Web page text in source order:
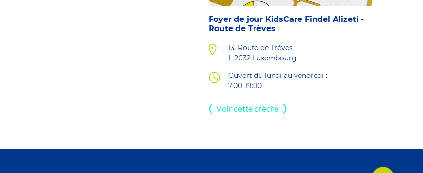
Foyer de jour KidsCare Findel Alizeti -
Route de Trèves
13, Route de Trèves
L-2632 Luxembourg
Ouvert du lundi au vendredi :
7:00-19:00
Voir cette crèche